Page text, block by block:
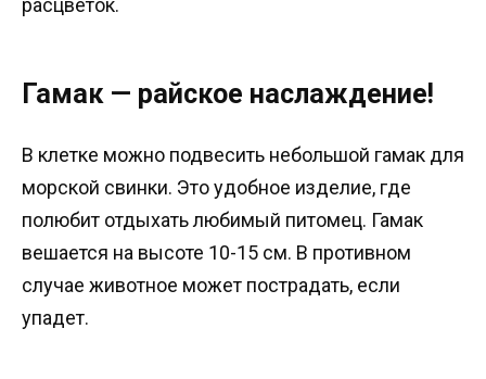
расцветок.
Гамак — райское наслаждение!
В клетке можно подвесить небольшой гамак для
морской свинки. Это удобное изделие, где
полюбит отдыхать любимый питомец. Гамак
вешается на высоте 10-15 см. В противном
случае животное может пострадать, если
упадет.